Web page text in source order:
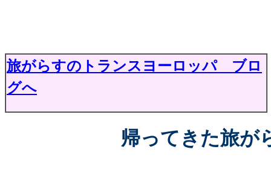
旅がらすのトランスヨーロッパ ブロ
グへ
帰ってきた旅がらす